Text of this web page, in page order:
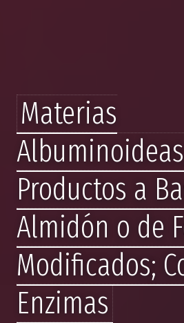
Materias
Productos a
Almidón o de
Modificados;
Enzimas